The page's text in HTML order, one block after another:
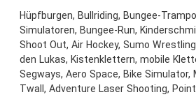
Hüpfburgen, Bullriding, Bungee-
Simulatoren, Bungee-Run,
Shoot Out, Air Hockey, Sumo
den Lukas, Kistenklettern, mobile
Segways, Aero Space, Bike Simulator,
Twall, Adventure Laser Shooting,